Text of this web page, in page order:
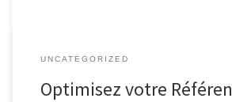
UNCATEGORIZED
Optimisez votre